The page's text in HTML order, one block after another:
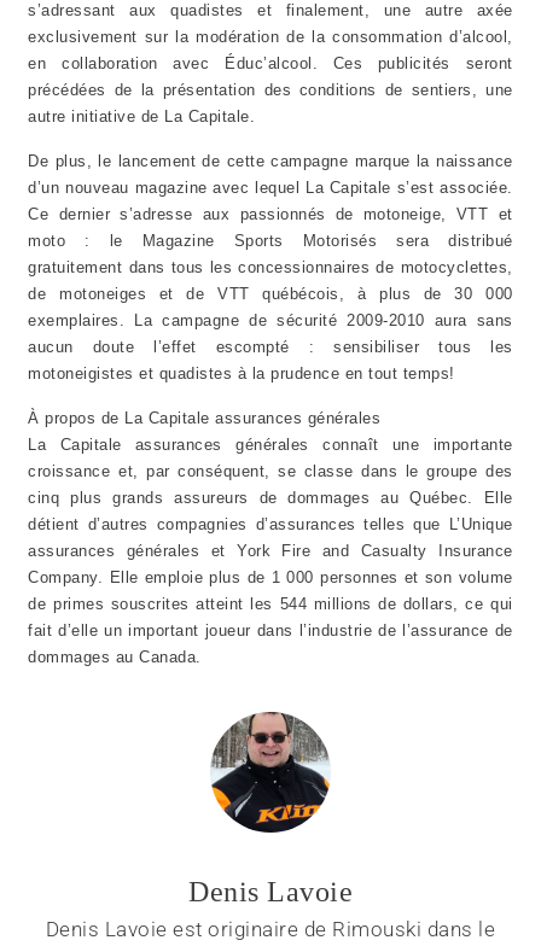
s’adressant aux quadistes et finalement, une autre axée
exclusivement sur la modération de la consommation d’alcool,
en collaboration avec Éduc’alcool. Ces publicités seront
précédées de la présentation des conditions de sentiers, une
autre initiative de La Capitale.
De plus, le lancement de cette campagne marque la naissance
d’un nouveau magazine avec lequel La Capitale s’est associée.
Ce dernier s’adresse aux passionnés de motoneige, VTT et
moto : le Magazine Sports Motorisés sera distribué
gratuitement dans tous les concessionnaires de motocyclettes,
de motoneiges et de VTT québécois, à plus de 30 000
exemplaires. La campagne de sécurité 2009-2010 aura sans
aucun doute l’effet escompté : sensibiliser tous les
motoneigistes et quadistes à la prudence en tout temps!
À propos de La Capitale assurances générales
La Capitale assurances générales connaît une importante
croissance et, par conséquent, se classe dans le groupe des
cinq plus grands assureurs de dommages au Québec. Elle
détient d’autres compagnies d’assurances telles que L’Unique
assurances générales et York Fire and Casualty Insurance
Company. Elle emploie plus de 1 000 personnes et son volume
de primes souscrites atteint les 544 millions de dollars, ce qui
fait d’elle un important joueur dans l’industrie de l’assurance de
dommages au Canada.
Denis Lavoie
Denis Lavoie est originaire de Rimouski dans le